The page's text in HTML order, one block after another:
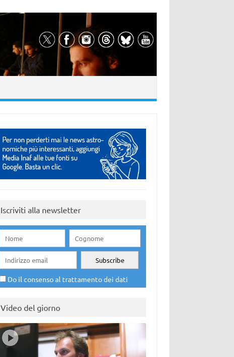
Iscriviti alla newsletter
Do il consenso al trattamento dei dati
Video del giorno